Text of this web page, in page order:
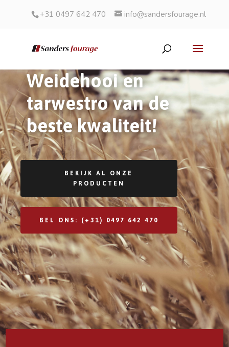
+31 0497 642 470 info@sandersfourage.nl
Weidehooi en
tarwestro van de
beste kwaliteit!
BEKIJK AL ONZE
PRODUCTEN
BEL ONS: (+31) 0497 642 470